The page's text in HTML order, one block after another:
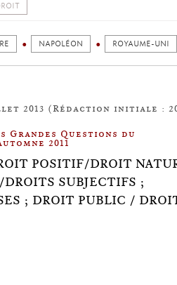
NAPOLÉON ROYAUME-UNI
2013 (Rédaction initiale :
Grandes Questions du
2011
POSITIF/DROIT
SUBJECTIFS ;
; DROIT PUBLIC /